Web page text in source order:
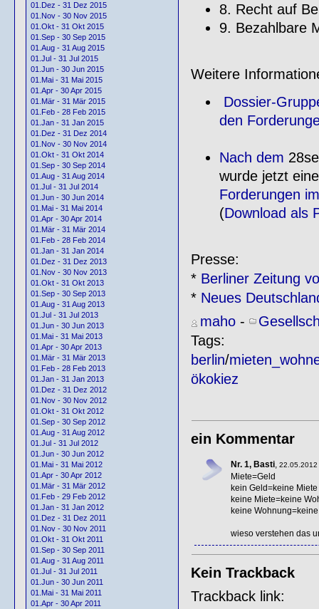
01.Dez - 31 Dez 2015
01.Nov - 30 Nov 2015
01.Okt - 31 Okt 2015
01.Sep - 30 Sep 2015
01.Aug - 31 Aug 2015
01.Jul - 31 Jul 2015
01.Jun - 30 Jun 2015
01.Mai - 31 Mai 2015
01.Apr - 30 Apr 2015
01.Mär - 31 Mär 2015
01.Feb - 28 Feb 2015
01.Jan - 31 Jan 2015
01.Dez - 31 Dez 2014
01.Nov - 30 Nov 2014
01.Okt - 31 Okt 2014
01.Sep - 30 Sep 2014
01.Aug - 31 Aug 2014
01.Jul - 31 Jul 2014
01.Jun - 30 Jun 2014
01.Mai - 31 Mai 2014
01.Apr - 30 Apr 2014
01.Mär - 31 Mär 2014
01.Feb - 28 Feb 2014
01.Jan - 31 Jan 2014
01.Dez - 31 Dez 2013
01.Nov - 30 Nov 2013
01.Okt - 31 Okt 2013
01.Sep - 30 Sep 2013
01.Aug - 31 Aug 2013
01.Jul - 31 Jul 2013
01.Jun - 30 Jun 2013
01.Mai - 31 Mai 2013
01.Apr - 30 Apr 2013
01.Mär - 31 Mär 2013
01.Feb - 28 Feb 2013
01.Jan - 31 Jan 2013
01.Dez - 31 Dez 2012
01.Nov - 30 Nov 2012
01.Okt - 31 Okt 2012
01.Sep - 30 Sep 2012
01.Aug - 31 Aug 2012
01.Jul - 31 Jul 2012
01.Jun - 30 Jun 2012
01.Mai - 31 Mai 2012
01.Apr - 30 Apr 2012
01.Mär - 31 Mär 2012
01.Feb - 29 Feb 2012
01.Jan - 31 Jan 2012
01.Dez - 31 Dez 2011
01.Nov - 30 Nov 2011
01.Okt - 31 Okt 2011
01.Sep - 30 Sep 2011
01.Aug - 31 Aug 2011
01.Jul - 31 Jul 2011
01.Jun - 30 Jun 2011
01.Mai - 31 Mai 2011
01.Apr - 30 Apr 2011
8. Recht auf
9. Bezahlbare
Weitere
Dossier-
den
Nach dem
wurde jetzt
Forderungen
(Download als
Presse:
* Berliner Zeitung
* Neues
maho-
Tags:
berlin/
ökokiez
ein Kommentar
Nr. 1, Basti, 22.05.2012
Miete=Geld
kein Geld=keine Miete
keine Miete=keine
keine
wieso verstehen das
Kein Trackback
Trackback link: